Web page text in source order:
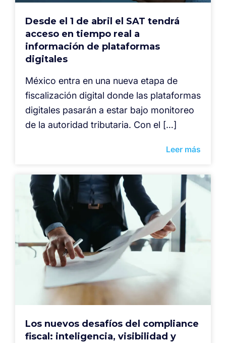
Desde el 1 de abril el SAT tendrá
acceso en tiempo real a
información de plataformas
digitales
México entra en una nueva etapa de
fiscalización digital donde las plataformas
digitales pasarán a estar bajo monitoreo
de la autoridad tributaria. Con el […]
Leer más
Los nuevos desafíos del compliance
fiscal: inteligencia, visibilidad y